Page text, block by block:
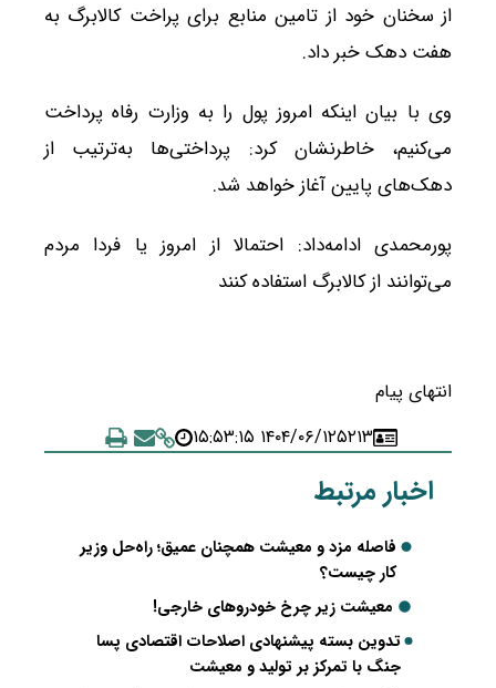
از سخنان خود از تامین منابع برای پراخت کالابرگ به
هفت دهک خبر داد.
وی با بیان اینکه امروز پول را به وزارت رفاه پرداخت
می‌کنیم، خاطرنشان کرد: پرداختی‌ها به‌ترتیب از
دهک‌های پایین آغاز خواهد شد.
پورمحمدی ادامه‌داد: احتمالا از امروز یا فردا مردم
می‌توانند از کالابرگ استفاده کنند
انتهای پیام
۵۲۱۳۱۴۰۴/۰۶/۱۲ ۱۵:۵۳:۱۵
اخبار مرتبط
فاصله مزد و معیشت همچنان عمیق؛ راه‌حل وزیر
کار چیست؟
معیشت زیر چرخ خودروهای خارجی!
تدوین بسته پیشنهادی اصلاحات اقتصادی پسا
جنگ با تمرکز بر تولید و معیشت